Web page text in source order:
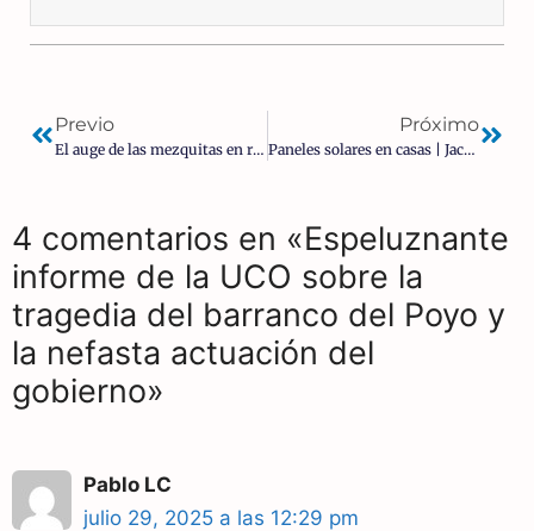
Previo
El auge de las mezquitas en regiones rurales constata la invasión islámica en España
Próximo
Paneles solares en casas | Jacinto Seara
4 comentarios en «Espeluznante
informe de la UCO sobre la
tragedia del barranco del Poyo y
la nefasta actuación del
gobierno»
Pablo LC
julio 29, 2025 a las 12:29 pm